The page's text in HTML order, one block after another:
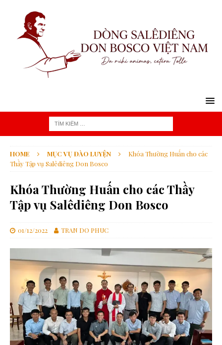
HOME MỤC VỤ ĐÀO LUYỆN
Khóa Thường Huấn cho các
Thầy Tập vụ Salêdiêng Don Bosco
Khóa Thường Huấn cho các Thầy
Tập vụ Salêdiêng Don Bosco
01/12/2022 TRAN DO PHUC